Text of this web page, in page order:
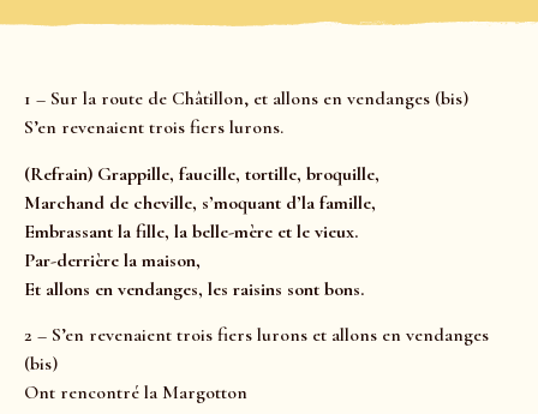
1 – Sur la route de Châtillon, et allons en vendanges (bis)
S’en revenaient trois fiers lurons.
(Refrain) Grappille, faucille, tortille, broquille,
Marchand de cheville, s’moquant d’la famille,
Embrassant la fille, la belle-mère et le vieux.
Par-derrière la maison,
Et allons en vendanges, les raisins sont bons.
2 – S’en revenaient trois fiers lurons et allons en vendanges
(bis)
Ont rencontré la Margotton